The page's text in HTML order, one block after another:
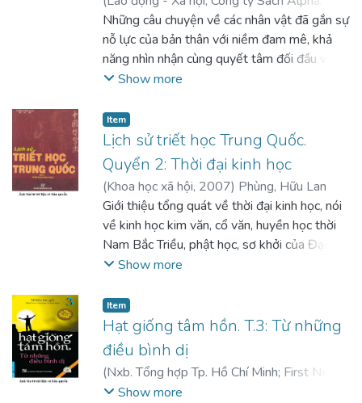
thực tế tàn bạo, hé lộ sự thật rằng tất cả
chúng ta ai cũng đều có thể phạm phải điều
tồi tệ nhất. Với Hội chứng E, Franck Thilliez
thêm một lần nữa giúp chúng ta hiểu thế nào
con người, vào cội rễ của bạo lực và cái ác.
2007) Misner, Ivan R. ;Morgan, Don;Nguyễn
Trà (dịch); Kim Dung (dịch)
Những câu chuyện về các nhân vật đã gắn sự
nỗ lực của bản thân với niềm đam mê, khả
năng nhìn nhận cùng quyết tâm đối đầu và
vượt qua trở ngại để đạt tới thành công, qua
bản trong cuộc sống để đạt được thành công
Show more
Item
Lịch sử triết học Trung Quốc.
Quyển 2: Thời đại kinh học
(Khoa học xã hội, 2007) Phùng, Hữu Lan
Giới thiệu tổng quát về thời đại kinh học, nói
về kinh học kim văn, cổ văn, huyền học thời
Nam Bắc Triều, phật học, sơ khởi của Đạo và
thành phần phật - đạo trong đạo học, tư
Chu Hi... Sự phát triển của tư tưởng triết học
Trung Quốc giữa các thời kì kinh học
Show more
Item
Hạt giống tâm hồn. T.3: Từ những
điều bình dị
(Nxb. Tổng hợp Tp. Hồ Chí Minh; First News
- Trí Việt,2004
Show more